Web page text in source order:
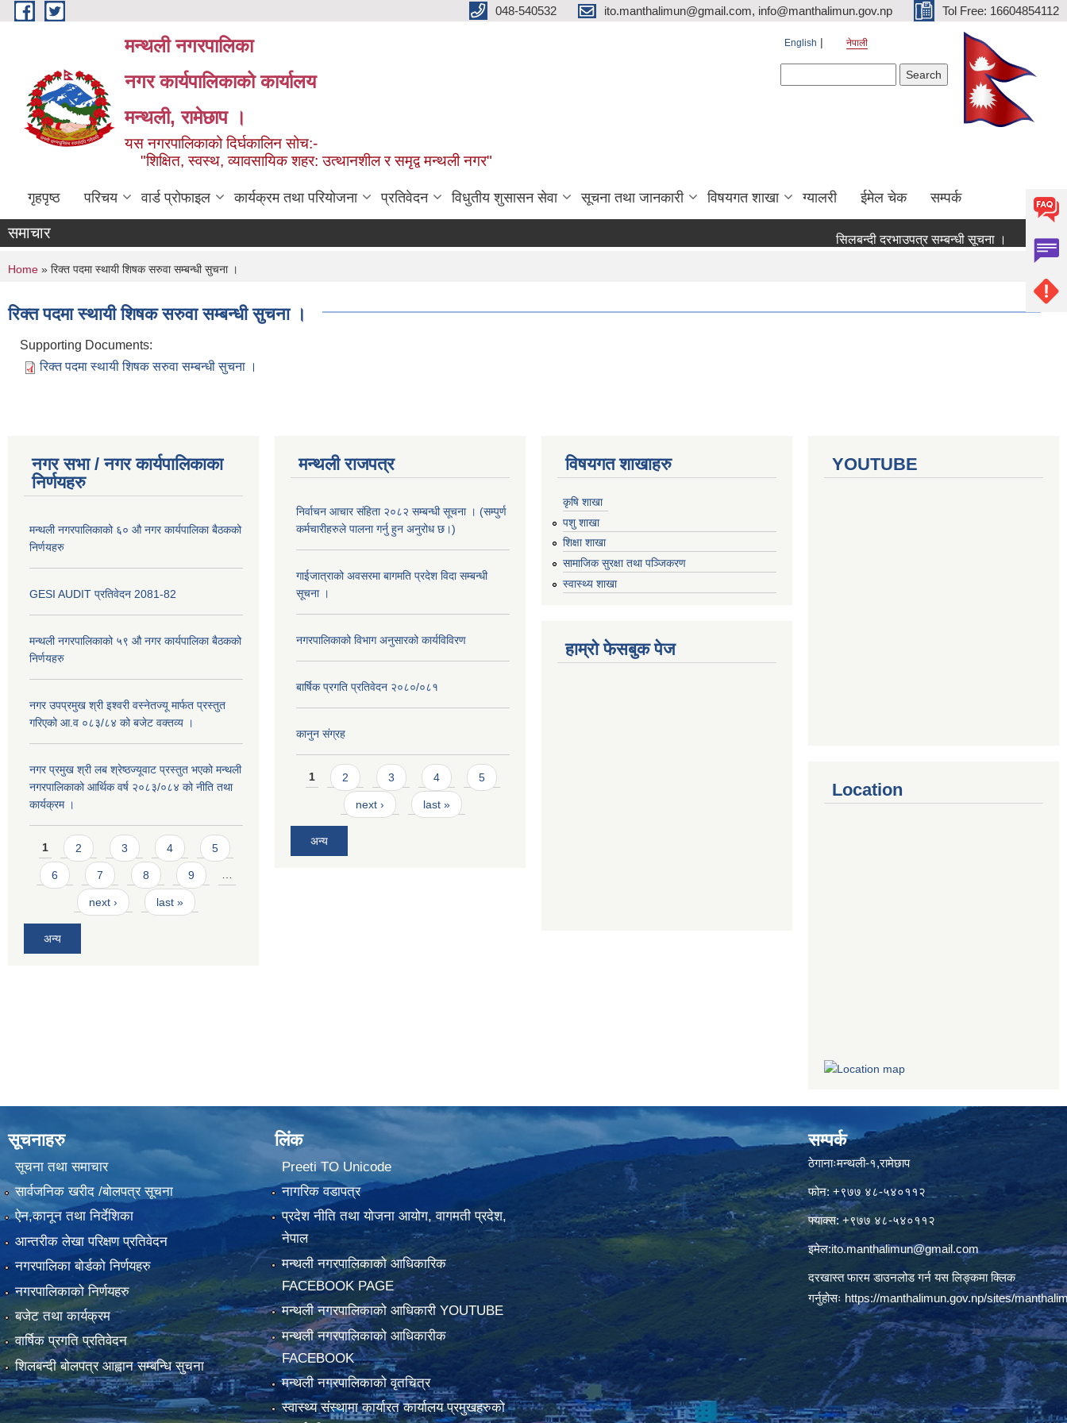
Skip to main content 048-540532 ito.manthalimun@gmail.com, info@manthalimun.gov.np Tol Free: 16604854112
मन्थली नगरपालिका
नगर कार्यपालिकाको कार्यालय
मन्थली, रामेछाप ।
यस नगरपालिकाको दिर्घकालिन सोच:-
"शिक्षित, स्वस्थ, व्यावसायिक शहर: उत्थानशील र समृद्व मन्थली नगर"
English नेपाली
गृहपृष्ठ परिचय वार्ड प्रोफाइल कार्यक्रम तथा परियोजना प्रतिवेदन विधुतीय शुसासन सेवा सूचना तथा जानकारी विषयगत शाखा ग्यालरी ईमेल चेक सम्पर्क
समाचार सिलबन्दी दरभाउपत्र सम्बन्धी सूचना । सिलबन्दी
You are here
Home » रिक्त पदमा स्थायी शिषक सरुवा सम्बन्धी सुचना ।
रिक्त पदमा स्थायी शिषक सरुवा सम्बन्धी सुचना ।
Supporting Documents:
रिक्त पदमा स्थायी शिषक सरुवा सम्बन्धी सुचना ।
नगर सभा / नगर कार्यपालिकाका
निर्णयहरु
मन्थली नगरपालिकाको ६० औ नगर कार्यपालिका बैठकको
निर्णयहरु
GESI AUDIT प्रतिवेदन 2081-82
मन्थली नगरपालिकाको ५९ औ नगर कार्यपालिका बैठकको
निर्णयहरु
नगर उपप्रमुख श्री इश्वरी वस्नेतज्यू मार्फत प्रस्तुत
गरिएको आ.व ०८३/८४ को बजेट वक्तव्य ।
नगर प्रमुख श्री लब श्रेष्ठज्यूवाट प्रस्तुत भएको मन्थली
नगरपालिकाको आर्थिक वर्ष २०८३/०८४ को नीति तथा
कार्यक्रम ।
Pages
1 2 3 4 5
6 7 8 9 …
next › last »
अन्य
मन्थली राजपत्र
निर्वाचन आचार संहिता २०८२ सम्बन्धी सूचना । (सम्पुर्ण
कर्मचारीहरुले पालना गर्नु हुन अनुरोध छ।)
गाईजात्राको अवसरमा बागमति प्रदेश विदा सम्बन्धी
सूचना ।
नगरपालिकाको विभाग अनुसारको कार्यविविरण
बार्षिक प्रगति प्रतिवेदन २०८०/०८१
कानुन संग्रह
Pages
1 2 3 4 5
next › last »
अन्य
विषयगत शाखाहरु
कृषि शाखा
पशु शाखा
शिक्षा शाखा
सामाजिक सुरक्षा तथा पञ्जिकरण
स्वास्थ्य शाखा
हाम्रो फेसबुक पेज
YOUTUBE
Location
सूचनाहरु
सूचना तथा समाचार
सार्वजनिक खरीद /बोलपत्र सूचना
ऐन,कानून तथा निर्देशिका
आन्तरीक लेखा परिक्षण प्रतिवेदन
नगरपालिका बोर्डको निर्णयहरु
नगरपालिकाको निर्णयहरु
बजेट तथा कार्यक्रम
वार्षिक प्रगति प्रतिवेदन
शिलबन्दी बोलपत्र आह्वान सम्बन्धि सुचना
लिंक
Preeti TO Unicode
नागरिक वडापत्र
प्रदेश नीति तथा योजना आयोग, वागमती प्रदेश,
नेपाल
मन्थली नगरपालिकाको आधिकारिक
FACEBOOK PAGE
मन्थली नगरपालिकाको आधिकारी YOUTUBE
मन्थली नगरपालिकाको आधिकारीक
FACEBOOK
मन्थली नगरपालिकाको वृतचित्र
स्वास्थ्य संस्थामा कार्यारत कार्यालय प्रमुखहरुको
सम्पर्क
ठेगानाःमन्थली-१,रामेछाप
फोन: +९७७ ४८-५४०११२
फ्याक्स: +९७७ ४८-५४०११२
इमेल:ito.manthalimun@gmail.com
दरखास्त फारम डाउनलोड गर्न यस लिङ्कमा क्लिक
गर्नुहोसः https://manthalimun.gov.np/sites/